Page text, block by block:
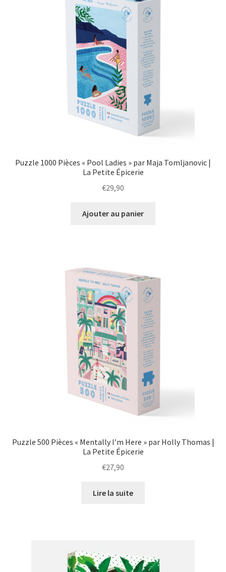
Puzzle 1000 Pièces « Pool Ladies » par Maja Tomljanovic |
La Petite Épicerie
€29,90
Ajouter au panier
Puzzle 500 Pièces « Mentally I’m Here » par Holly Thomas |
La Petite Épicerie
€27,90
Lire la suite